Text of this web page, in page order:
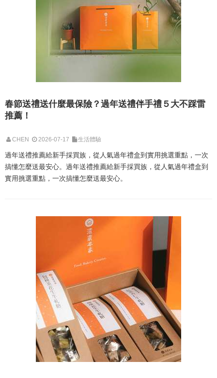
春節送禮送什麼最保險？過年送禮伴手禮５大不踩雷
推薦！
CHEN 2026-07-17 生活體驗
過年送禮推薦給新手採買族，從人氣過年禮盒到實用挑選重點，一次
搞懂怎麼送最安心。過年送禮推薦給新手採買族，從人氣過年禮盒到
實用挑選重點，一次搞懂怎麼送最安心。